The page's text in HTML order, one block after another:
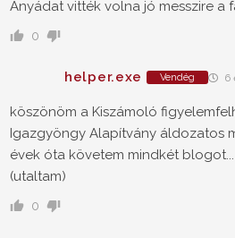
Anyádat vitték volna jó messzire a
0
helper.exe Vendég 6
köszönöm a Kiszámoló
Igazgyöngy Alapítvány áldozatos
évek óta követem mindkét blogot...
(utaltam)
0